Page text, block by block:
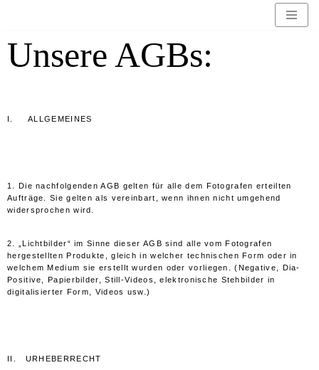
Inhalt
springen
Unsere AGBs:
I. ALLGEMEINES
1. Die nachfolgenden AGB gelten für alle dem Fotografen erteilten
Aufträge. Sie gelten als vereinbart, wenn ihnen nicht umgehend
widersprochen wird.
2. „Lichtbilder“ im Sinne dieser AGB sind alle vom Fotografen
hergestellten Produkte, gleich in welcher technischen Form oder in
welchem Medium sie erstellt wurden oder vorliegen. (Negative, Dia-
Positive, Papierbilder, Still-Videos, elektronische Stehbilder in
digitalisierter Form, Videos usw.)
II. URHEBERRECHT